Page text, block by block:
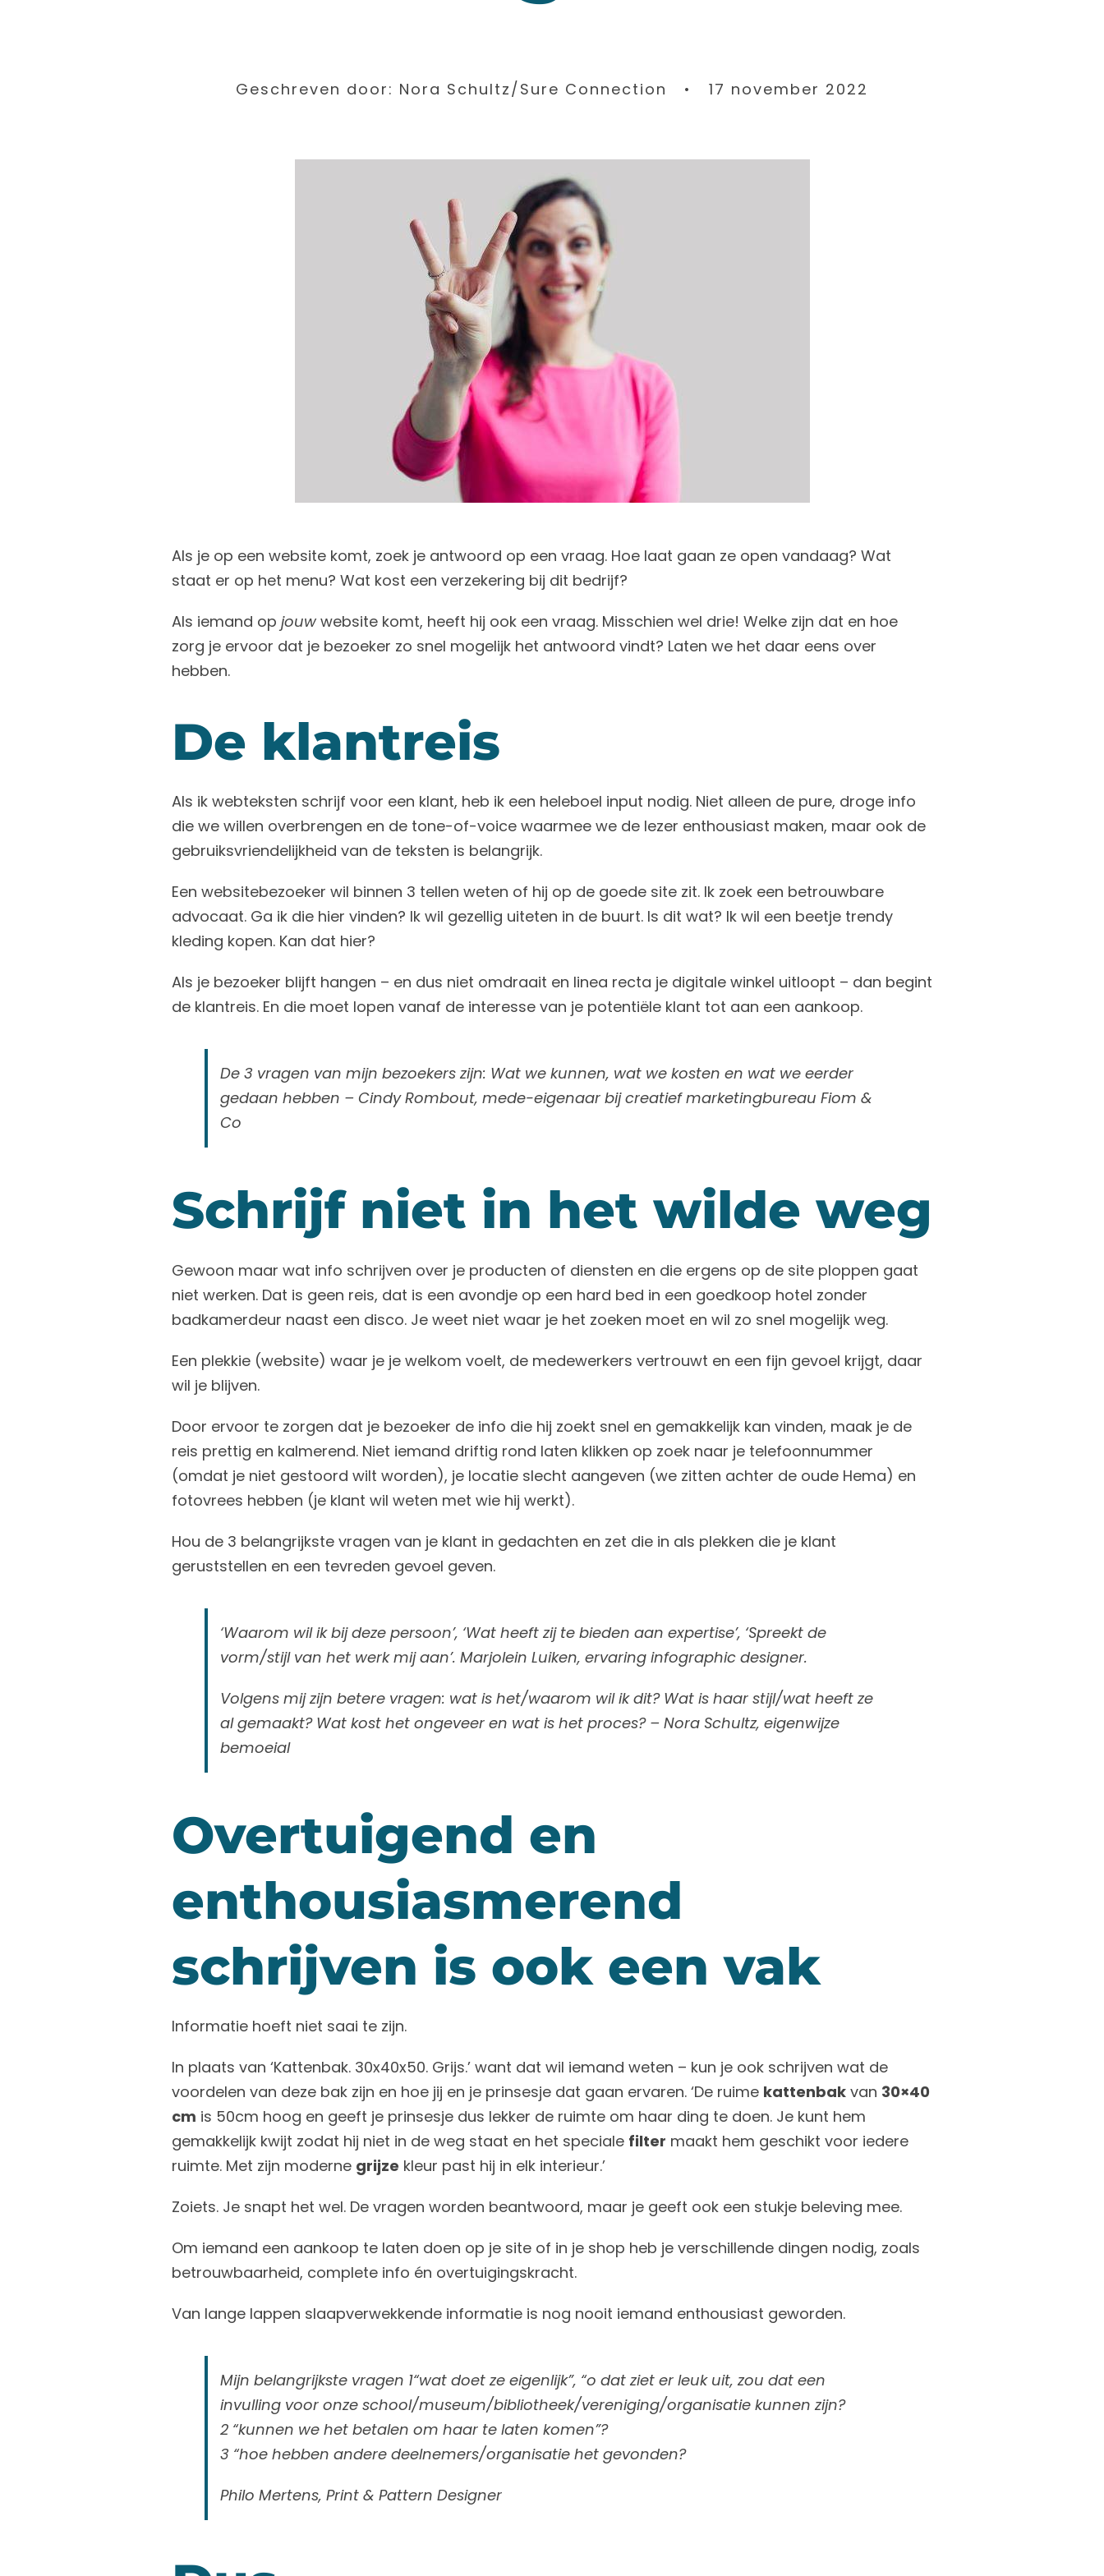
Geschreven door: Nora Schultz/Sure Connection • 17 november 2022
Als je op een website komt, zoek je antwoord op een vraag. Hoe laat gaan ze open vandaag? Wat
staat er op het menu? Wat kost een verzekering bij dit bedrijf?
Als iemand op jouwwebsite komt, heeft hij ook een vraag. Misschien wel drie! Welke zijn dat en hoe
zorg je ervoor dat je bezoeker zo snel mogelijk het antwoord vindt? Laten we het daar eens over
hebben.
De klantreis
Als ik webteksten schrijf voor een klant, heb ik een heleboel input nodig. Niet alleen de pure, droge info
die we willen overbrengen en de tone-of-voice waarmee we de lezer enthousiast maken, maar ook de
gebruiksvriendelijkheid van de teksten is belangrijk.
Een websitebezoeker wil binnen 3 tellen weten of hij op de goede site zit. Ik zoek een betrouwbare
advocaat. Ga ik die hier vinden? Ik wil gezellig uiteten in de buurt. Is dit wat? Ik wil een beetje trendy
kleding kopen. Kan dat hier?
Als je bezoeker blijft hangen – en dus niet omdraait en linea recta je digitale winkel uitloopt – dan begint
de klantreis. En die moet lopen vanaf de interesse van je potentiële klant tot aan een aankoop.
De 3 vragen van mijn bezoekers zijn: Wat we kunnen, wat we kosten en wat we eerder
gedaan hebben – Cindy Rombout, mede-eigenaar bij creatief marketingbureau Fiom &
Co
Schrijf niet in het wilde weg
Gewoon maar wat info schrijven over je producten of diensten en die ergens op de site ploppen gaat
niet werken. Dat is geen reis, dat is een avondje op een hard bed in een goedkoop hotel zonder
badkamerdeur naast een disco. Je weet niet waar je het zoeken moet en wil zo snel mogelijk weg.
Een plekkie (website) waar je je welkom voelt, de medewerkers vertrouwt en een fijn gevoel krijgt, daar
wil je blijven.
Door ervoor te zorgen dat je bezoeker de info die hij zoekt snel en gemakkelijk kan vinden, maak je de
reis prettig en kalmerend. Niet iemand driftig rond laten klikken op zoek naar je telefoonnummer
(omdat je niet gestoord wilt worden), je locatie slecht aangeven (we zitten achter de oude Hema) en
fotovrees hebben (je klant wil weten met wie hij werkt).
Hou de 3 belangrijkste vragen van je klant in gedachten en zet die in als plekken die je klant
geruststellen en een tevreden gevoel geven.
‘Waarom wil ik bij deze persoon’, ‘Wat heeft zij te bieden aan expertise’, ‘Spreekt de
vorm/stijl van het werk mij aan’. Marjolein Luiken, ervaring infographic designer.
Volgens mij zijn betere vragen: wat is het/waarom wil ik dit? Wat is haar stijl/wat heeft ze
al gemaakt? Wat kost het ongeveer en wat is het proces? – Nora Schultz, eigenwijze
bemoeial
Overtuigend en
enthousiasmerend
schrijven is ook een vak
Informatie hoeft niet saai te zijn.
In plaats van ‘Kattenbak. 30x40x50. Grijs.’ want dat wil iemand weten – kun je ook schrijven wat de
voordelen van deze bak zijn en hoe jij en je prinsesje dat gaan ervaren. ‘De ruime kattenbakvan 30×40
cm is 50cm hoog en geeft je prinsesje dus lekker de ruimte om haar ding te doen. Je kunt hem
gemakkelijk kwijt zodat hij niet in de weg staat en het speciale filter maakt hem geschikt voor iedere
ruimte. Met zijn moderne grijze kleur past hij in elk interieur.’
Zoiets. Je snapt het wel. De vragen worden beantwoord, maar je geeft ook een stukje beleving mee.
Om iemand een aankoop te laten doen op je site of in je shop heb je verschillende dingen nodig, zoals
betrouwbaarheid, complete info én overtuigingskracht.
Van lange lappen slaapverwekkende informatie is nog nooit iemand enthousiast geworden.
Mijn belangrijkste vragen 1“wat doet ze eigenlijk”, “o dat ziet er leuk uit, zou dat een
invulling voor onze school/museum/bibliotheek/vereniging/organisatie kunnen zijn?
2 “kunnen we het betalen om haar te laten komen”?
3 “hoe hebben andere deelnemers/organisatie het gevonden?
Philo Mertens, Print & Pattern Designer